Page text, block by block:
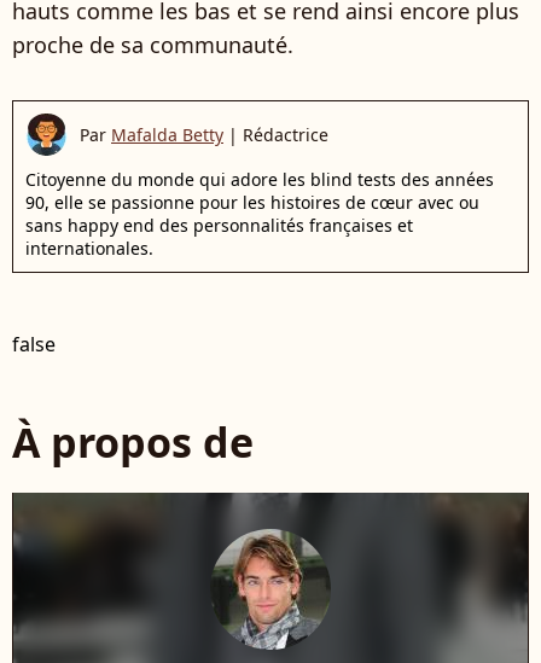
hauts comme les bas et se rend ainsi encore plus
proche de sa communauté.
Par Mafalda Betty | Rédactrice
Citoyenne du monde qui adore les blind tests des années
90, elle se passionne pour les histoires de cœur avec ou
sans happy end des personnalités françaises et
internationales.
false
À propos de